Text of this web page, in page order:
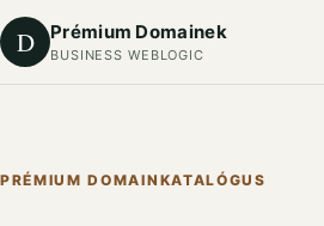
D Prémium Domainek
BUSINESS WEBLOGIC
PRÉMIUM DOMAINKATALÓGUS